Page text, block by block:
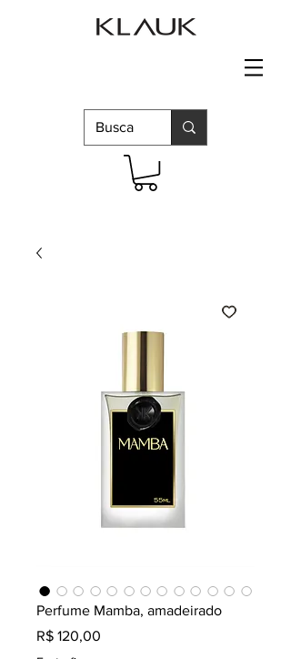
Perfume Mamba, amadeirado
R$ 120,00